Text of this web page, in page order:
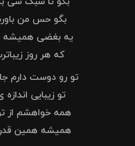
بگو حس من
یه بغضی همیشه
که هر روز
تو رو دوست دارم
تو زیبایی
همه خواهشم از
همیشه همین قدر